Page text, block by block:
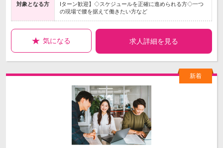
対象となる方
Iターン歓迎】◇スケジュールを正確に進められる方◇一つ
の現場で腰を据えて働きたい方など
気になる 求人詳細を見る